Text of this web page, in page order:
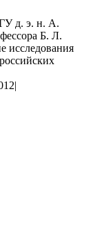
д. э. н. А.
Б. Л.
исследования
|